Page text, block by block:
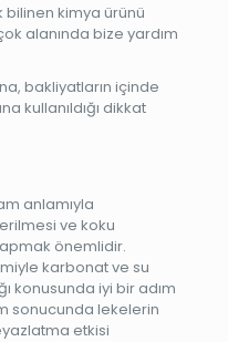
kimya ürünü
alanında bize yardım
bakliyatların içinde
kullanıldığı dikkat
anlamıyla
ve koku
önemlidir.
karbonat ve su
konusunda iyi bir adım
sonucunda lekelerin
etkisi